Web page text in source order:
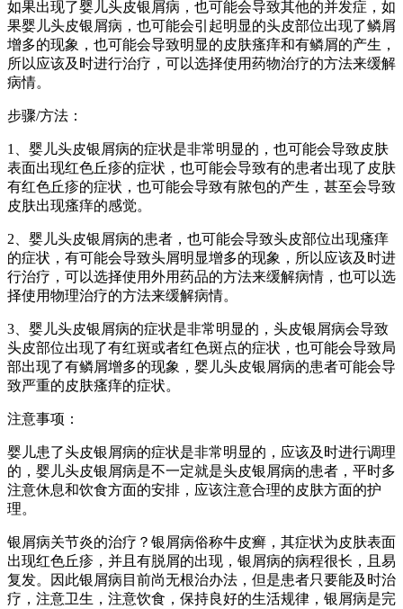
如果出现了婴儿头皮银屑病，也可能会导致其他的并发症，如
果婴儿头皮银屑病，也可能会引起明显的头皮部位出现了鳞屑
增多的现象，也可能会导致明显的皮肤瘙痒和有鳞屑的产生，
所以应该及时进行治疗，可以选择使用药物治疗的方法来缓解
病情。
步骤/方法：
1、婴儿头皮银屑病的症状是非常明显的，也可能会导致皮肤
表面出现红色丘疹的症状，也可能会导致有的患者出现了皮肤
有红色丘疹的症状，也可能会导致有脓包的产生，甚至会导致
皮肤出现瘙痒的感觉。
2、婴儿头皮银屑病的患者，也可能会导致头皮部位出现瘙痒
的症状，有可能会导致头屑明显增多的现象，所以应该及时进
行治疗，可以选择使用外用药品的方法来缓解病情，也可以选
择使用物理治疗的方法来缓解病情。
3、婴儿头皮银屑病的症状是非常明显的，头皮银屑病会导致
头皮部位出现了有红斑或者红色斑点的症状，也可能会导致局
部出现了有鳞屑增多的现象，婴儿头皮银屑病的患者可能会导
致严重的皮肤瘙痒的症状。
注意事项：
婴儿患了头皮银屑病的症状是非常明显的，应该及时进行调理
的，婴儿头皮银屑病是不一定就是头皮银屑病的患者，平时多
注意休息和饮食方面的安排，应该注意合理的皮肤方面的护
理。
银屑病关节炎的治疗？银屑病俗称牛皮癣，其症状为皮肤表面
出现红色丘疹，并且有脱屑的出现，银屑病的病程很长，且易
复发。因此银屑病目前尚无根治办法，但是患者只要能及时治
疗，注意卫生，注意饮食，保持良好的生活规律，银屑病是完